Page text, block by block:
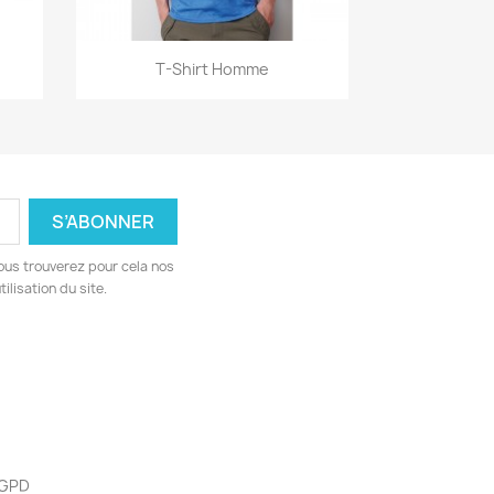
Aperçu rapide
T-Shirt Homme
trouverez pour cela nos
du site.